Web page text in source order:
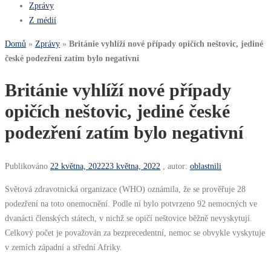
Zprávy
Z médií
Domů » Zprávy » Británie vyhlíží nové případy opičích neštovic, jediné
české podezření zatím bylo negativní
Británie vyhlíží nové případy
opičích neštovic, jediné české
podezření zatím bylo negativní
Publikováno 22 května, 202223 května, 2022 , autor: oblastnili
Světová zdravotnická organizace (WHO) oznámila, že se prověřuje 28
podezření na toto onemocnění. Podle ní bylo potvrzeno 92 nemocných ve
dvanácti členských státech, v nichž se opičí neštovice běžně nevyskytují.
Celkový počet je považován za bezprecedentní, nemoc se obvykle vyskytuje
v zemích západní a střední Afriky.